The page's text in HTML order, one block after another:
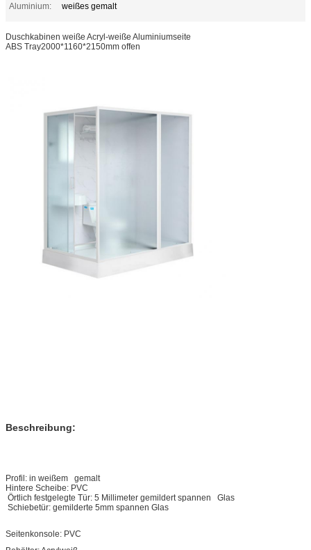
Aluminium:
weißes gemalt
Duschkabinen weiße Acryl-weiße Aluminiumseite
ABS Tray2000*1160*2150mm offen
Beschreibung:
Profil: in weißem gemalt
Hintere Scheibe: PVC
Örtlich festgelegte Tür: 5 Millimeter gemildert spannen Glas
Schiebetür: gemilderte 5mm spannen Glas
Seitenkonsole: PVC